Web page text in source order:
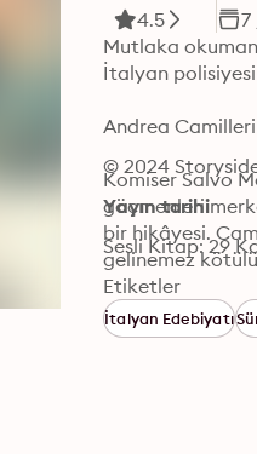
4.5 7
Mutlaka
İtalyan
Andrea
Komiser Salvo
göçmenleri
bir hikâyesi.
gelinemez
ötesinde bir
© 2024
Yayın tarihi
Sesli Kitap: 29
Etiketler
İtalyan Edebiyatı